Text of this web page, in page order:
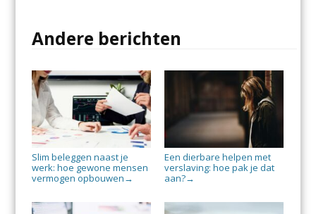
Andere berichten
Slim beleggen naast je
werk: hoe gewone mensen
vermogen opbouwen →
Een dierbare helpen met
verslaving: hoe pak je dat
aan?→